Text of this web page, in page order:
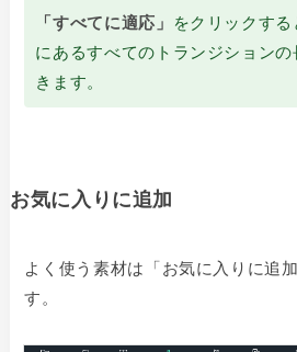
「すべてに適応」
をクリックす
にあるすべてのトランジション
きます。
お気に入りに追加
よく使う素材は「お気に入りに追
す。